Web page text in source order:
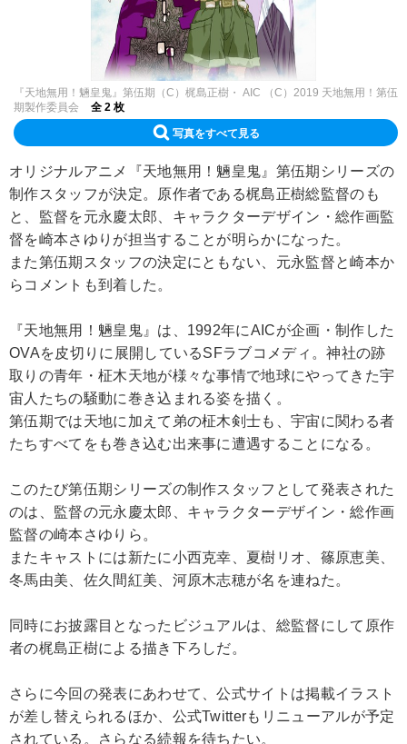
『天地無用！魎皇鬼』第伍期（C）梶島正樹・ AIC （C）2019 天地無用！第伍
期製作委員会
全 2 枚
写真をすべて見る
オリジナルアニメ『天地無用！魎皇鬼』第伍期シリーズの
制作スタッフが決定。原作者である梶島正樹総監督のも
と、監督を元永慶太郎、キャラクターデザイン・総作画監
督を崎本さゆりが担当することが明らかになった。
また第伍期スタッフの決定にともない、元永監督と崎本か
らコメントも到着した。
『天地無用！魎皇鬼』は、1992年にAICが企画・制作した
OVAを皮切りに展開しているSFラブコメディ。神社の跡
取りの青年・柾木天地が様々な事情で地球にやってきた宇
宙人たちの騒動に巻き込まれる姿を描く。
第伍期では天地に加えて弟の柾木剣士も、宇宙に関わる者
たちすべてをも巻き込む出来事に遭遇することになる。
このたび第伍期シリーズの制作スタッフとして発表された
のは、監督の元永慶太郎、キャラクターデザイン・総作画
監督の崎本さゆりら。
またキャストには新たに小西克幸、夏樹リオ、篠原恵美、
冬馬由美、佐久間紅美、河原木志穂が名を連ねた。
同時にお披露目となったビジュアルは、総監督にして原作
者の梶島正樹による描き下ろしだ。
さらに今回の発表にあわせて、公式サイトは掲載イラスト
が差し替えられるほか、公式Twitterもリニューアルが予定
されている。さらなる続報を待ちたい。